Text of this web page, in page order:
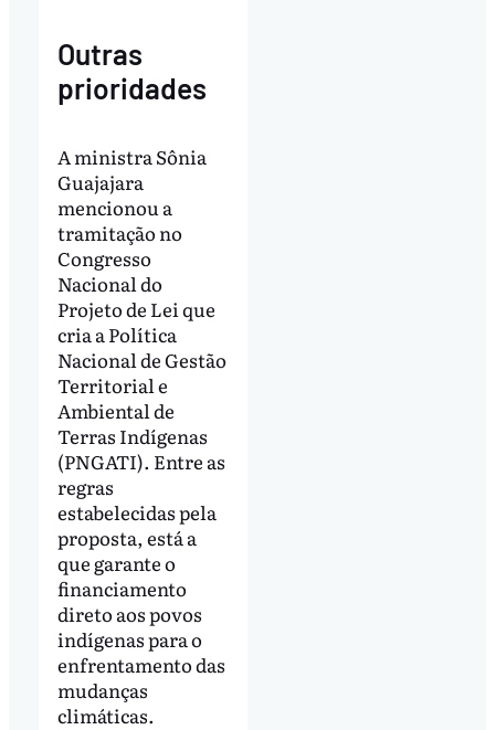
Outras
prioridades
A ministra Sônia
Guajajara
mencionou a
tramitação no
Congresso
Nacional do
Projeto de Lei que
cria a Política
Nacional de Gestão
Territorial e
Ambiental de
Terras Indígenas
(PNGATI). Entre as
regras
estabelecidas pela
proposta, está a
que garante o
financiamento
direto aos povos
indígenas para o
enfrentamento das
mudanças
climáticas.